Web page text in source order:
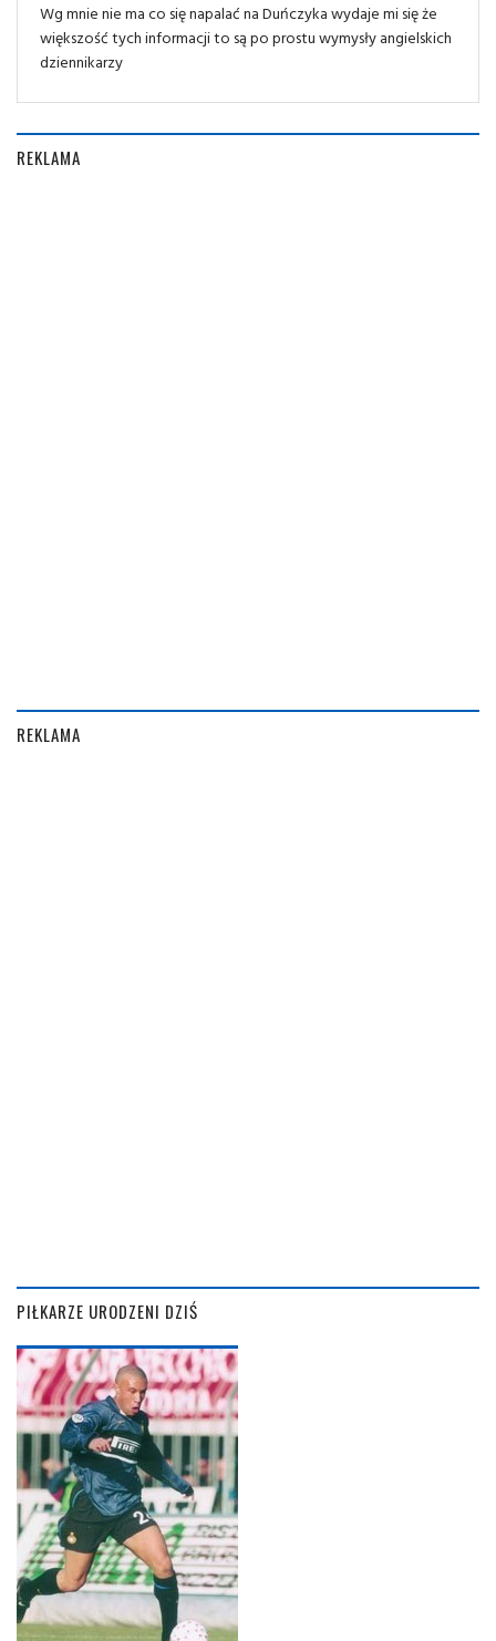
Wg mnie nie ma co się napalać na Duńczyka wydaje mi się że
większość tych informacji to są po prostu wymysły angielskich
dziennikarzy
REKLAMA
REKLAMA
PIŁKARZE URODZENI DZIŚ